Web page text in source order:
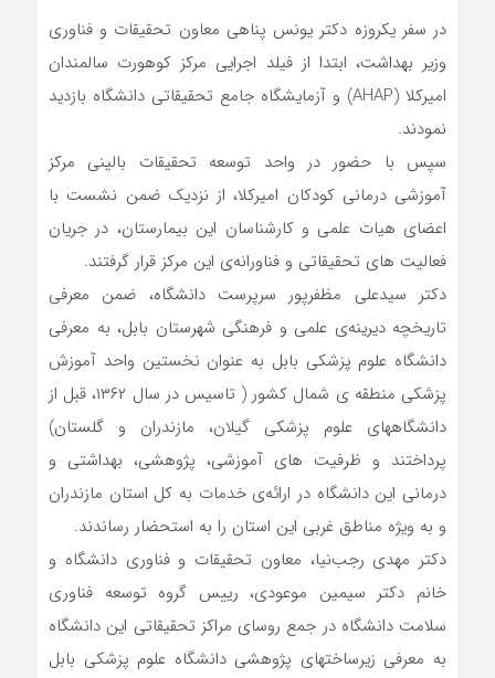
در سفر یکروزه دکتر یونس پناهی معاون تحقیقات و فناوری
وزیر بهداشت، ابتدا از فیلد اجرایی مرکز کوهورت سالمندان
امیرکلا (AHAP) و آزمایشگاه جامع تحقیقاتی دانشگاه بازدید
نمودند.
سپس با حضور در واحد توسعه تحقیقات بالینی مرکز
آموزشی درمانی کودکان امیرکلا، از نزدیک ضمن نشست با
اعضای هیات علمی و کارشناسان این بیمارستان، در جریان
فعالیت های تحقیقاتی و فناورانه‌ی این مرکز قرار گرفتند.
دکتر سیدعلی مظفرپور سرپرست دانشگاه، ضمن معرفی
تاریخچه دیرینه‌ی علمی و فرهنگی شهرستان بابل، به معرفی
دانشگاه علوم پزشکی بابل به عنوان نخستین واحد آموزش
پزشکی منطقه ی شمال کشور ( تاسیس در سال ۱۳۶۲، قبل از
دانشگاههای علوم پزشکی گیلان، مازندران و گلستان)
پرداختند و ظرفیت های آموزشی، پژوهشی، بهداشتی و
درمانی این دانشگاه در ارائه‌ی خدمات به کل استان مازندران
و به ویژه مناطق غربی این استان را به استحضار رساندند.
دکتر مهدی رجب‌نیا، معاون تحقیقات و فناوری دانشگاه و
خانم دکتر سیمین موعودی، رییس گروه توسعه فناوری
سلامت دانشگاه در جمع روسای مراکز تحقیقاتی این دانشگاه
به معرفی زیرساختهای پژوهشی دانشگاه علوم پزشکی بابل